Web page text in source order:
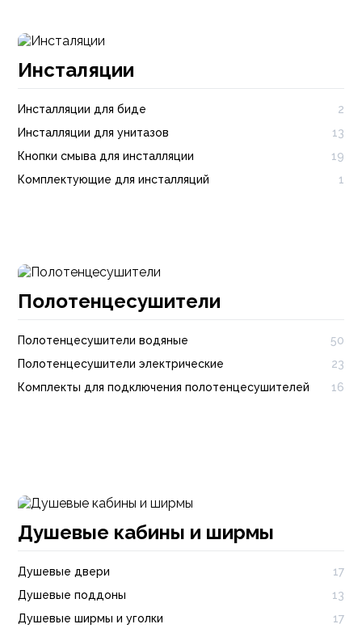
Инсталяции
Инсталляции для биде
2
Инсталляции для унитазов
13
Кнопки смыва для инсталляции
19
Комплектующие для инсталляций
1
Полотенцесушители
Полотенцесушители водяные
50
Полотенцесушители электрические
23
Комплекты для подключения полотенцесушителей
16
Душевые кабины и ширмы
Душевые двери
17
Душевые поддоны
13
Душевые ширмы и уголки
17